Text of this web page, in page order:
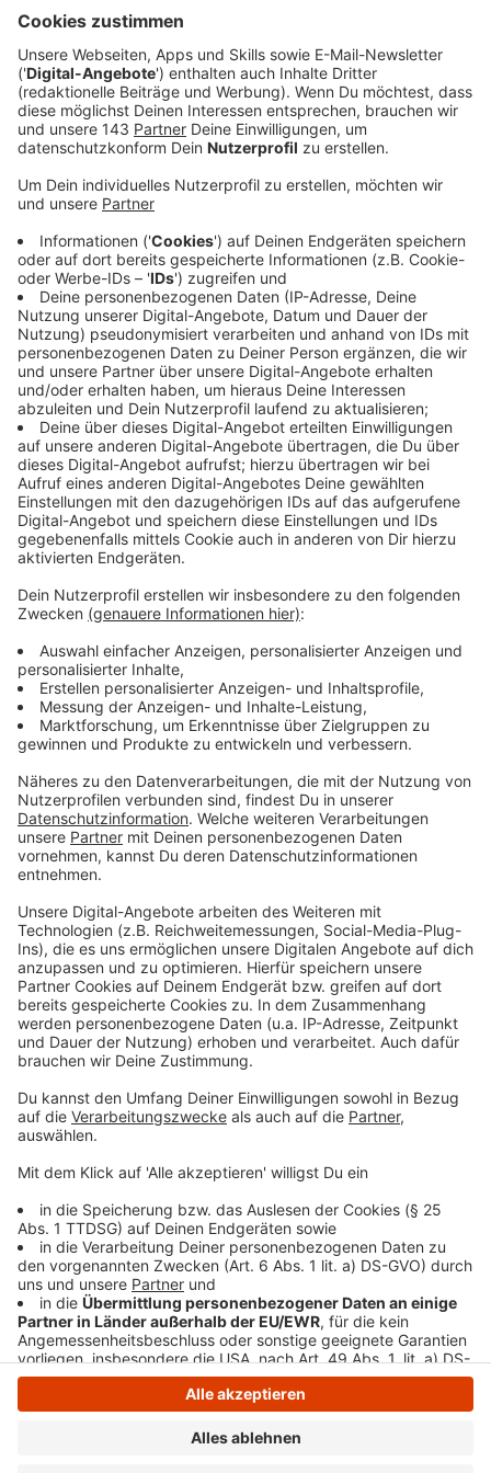
Deutsche Umwelthilfe beklagt Verkehrslärm
Anzeige
Das Quietschen beim Bahnfahren, der Staubsauger
zuhause oder der Nachbar, der viel zu laut unter der
Dusche trällert. Es gibt im Alltag Geräusche, die wir
alle kennen und uns stören. Das, was viele meisten
Menschen von uns hauptsächlich aber belastet, ist
Verkehrslärm. Deshalb will die Deutsche Umwelthilfe
am offiziellenTag gegen Lärm (International Noise
Awareness Day) am 24. Aprilauf die mentale
Belastung hinweisen, die Verkehrslärm ausmacht.
Lärmbelastung habe weitreichende körperliche und
psychische Gesundheitsfolgen. Die Bundesregierung
biete keinen ausreichenden Schutz für ihre Bürgerinnen
und Bürger. Die Deutsche Umwelthilfe beklagt, dass
Lärmschutzvorgaben längst nicht eingehalten werden.
Wie Städte Lärm und Klimawandel
bekämpfen sollen
Anzeige
Planung und Gestaltung von Städten zielen darauf ab,
Veränderungen umzusetzen, die den Bedürfnissen und
Interessen der Bürger:innen entsprechen. Erneuerbare
Energien und umweltfreundliche Technologien stehen
gewährleisten und Maßnahmen zur Lärmminderung
nach dem neuen Stand der Technik durchzusetzen.
Wie das gelingen soll, darauf will dieDeutsche
Gesellschaft für Akustik (DEGA)mit Experten unter
dem Motto"Ruhe gewinnt, die Zukunft beginnt" am
24. Aprilhinweisen. Sie veranstalten als offizielle
dem sich auch Ministerien aus Deutschland beteiligen.
Anzeige